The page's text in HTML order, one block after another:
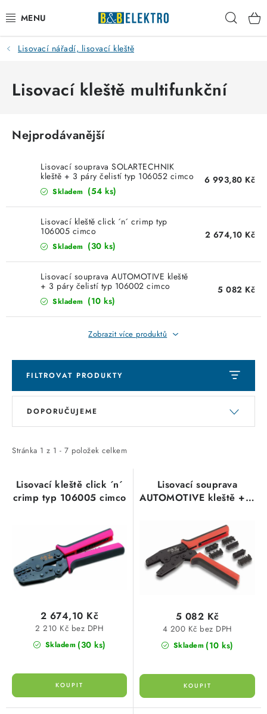
na
obsah
Reklamace / Vrácení zboží
Blog
VYTÁPĚNÍ
VYPÍNAČE
ELEKTROMATERIÁL
ŽÁROVKY
FOTOVOLTAIKA
OHŘÍVAČE VODY
CHYTRÁ DOMÁCNOST
SVÍTIDLA domovní
LED osvětlení
SVÍTIDLA technická
NÁŘADÍ
VÝPRODEJ
Položky bez zařazené kategorie dle výrobců
VÁNOCE
Lisovací nářadí, lisovací kleště
Lisovací kleště multifunkční
Nejprodávanější
Lisovací souprava SOLARTECHNIK
kleště + 3 páry čelistí typ 106052 cimco
Skladem (54 ks)
6 993,80 Kč
Lisovací kleště click ´n´ crimp typ
106005 cimco
Skladem (30 ks)
2 674,10 Kč
Lisovací souprava AUTOMOTIVE kleště
+ 3 páry čelistí typ 106002 cimco
Skladem (10 ks)
5 082 Kč
Zobrazit více produktů
FILTROVAT PRODUKTY
V
i
p
r
k
Stránka 1 z 1 - 7 položek celkem
Ř
e
p
u
k
DOPORUČUJEME
Lisovací kleště click ´n´
crimp typ 106005 cimco
Skladem (30 ks)
2 210 Kč bez DPH
2 674,10 Kč
Lisovací souprava
AUTOMOTIVE kleště + 3
Skladem (10 ks)
4 200 Kč bez DPH
5 082 Kč